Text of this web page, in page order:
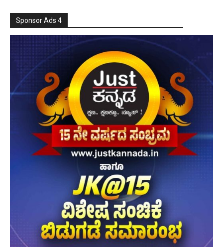
Sponsor Ads 4